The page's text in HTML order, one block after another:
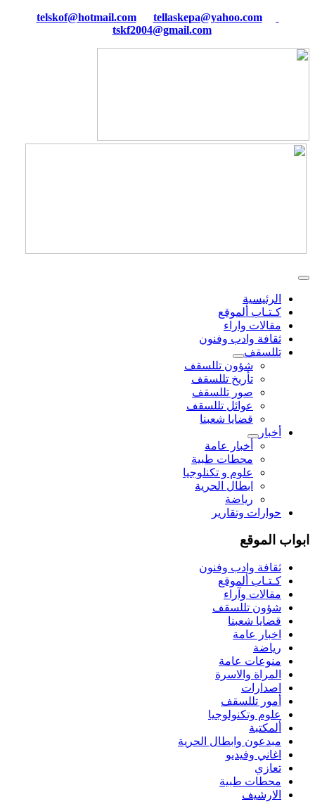
tellaskepa@yahoo.com
tskf2004@gmail.com
الرئيسية
كـتـاب ألموقع
مقالات واراء
ثقافة وادب وفنون
تللسقف
شؤون تللسقف
تأريخ تللسقف
صور تللسقف
عوائل تللسقف
قضايا شعبنا
أخبار
أخبار عامة
محطات طبية
علوم و تکنلوجیا
ابطال الحرية
رياضة
حوارات وتقارير
ابواب الموقع
ثقافة وادب وفنون
كـتـاب ألموقع
مقالات وآراء
شؤون تللسقف
قضايا شعبنا
اخبار عامة
رياضة
منوعات عامة
المراة والاسرة
اصدارات
أمور تللسقف
علوم وتكنولوجيا
ألمكتبة
مبدعون وابطال الحرية
اغاني وفيديو
تعازي
محطات طبية
الارشيف